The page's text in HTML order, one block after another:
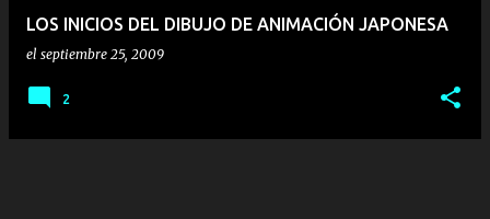
LOS INICIOS DEL DIBUJO DE ANIMACIÓN JAPONESA
el septiembre 25, 2009
2